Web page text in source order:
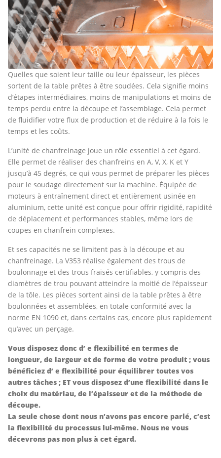
Vous disposez donc d’ e flexibilité en termes de
longueur, de largeur et de forme de votre produit ; vous
bénéficiez d’ e flexibilité pour équilibrer toutes vos
autres tâches ; ET vous disposez d’une flexibilité dans le
choix du matériau, de l’épaisseur et de la méthode de
découpe.
La seule chose dont nous n’avons pas encore parlé, c’est
la flexibilité du processus lui-même. Nous ne vous
décevrons pas non plus à cet égard.
Quelles que soient leur taille ou leur épaisseur, les pièces
sortent de la table prêtes à être soudées. Cela signifie moins
d’étapes intermédiaires, moins de manipulations et moins de
temps perdu entre la découpe et l’assemblage. Cela permet
de fluidifier votre flux de production et de réduire à la fois le
temps et les coûts.
L’unité de chanfreinage joue un rôle essentiel à cet égard.
Elle permet de réaliser des chanfreins en A, V, X, K et Y
jusqu’à 45 degrés, ce qui vous permet de préparer les pièces
pour le soudage directement sur la machine. Équipée de
moteurs à entraînement direct et entièrement usinée en
aluminium, cette unité est conçue pour offrir rigidité, rapidité
de déplacement et performances stables, même lors de
coupes en chanfrein complexes.
Et ses capacités ne se limitent pas à la découpe et au
chanfreinage. La V353 réalise également des trous de
boulonnage et des trous fraisés certifiables, y compris des
diamètres de trou pouvant atteindre la moitié de l’épaisseur
de la tôle. Les pièces sortent ainsi de la table prêtes à être
boulonnées et assemblées, en totale conformité avec la
norme EN 1090 et, dans certains cas, encore plus rapidement
qu’avec un perçage.